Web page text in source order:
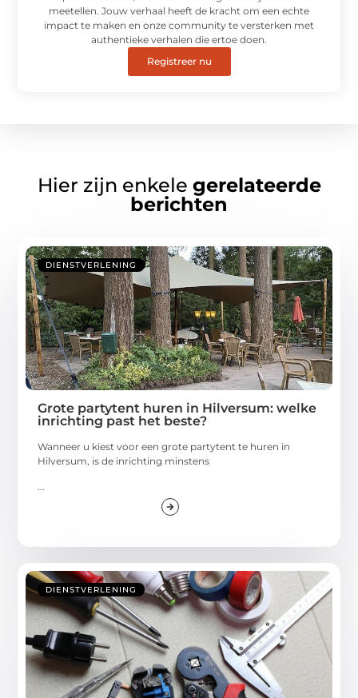
meetellen. Jouw verhaal heeft de kracht om een echte
impact te maken en onze community te versterken met
authentieke verhalen die ertoe doen.
Registreer nu
Hier zijn enkele gerelateerde
berichten
DIENSTVERLENING
Grote partytent huren in Hilversum: welke
inrichting past het beste?
Wanneer u kiest voor een grote partytent te huren in
Hilversum, is de inrichting minstens
...
DIENSTVERLENING